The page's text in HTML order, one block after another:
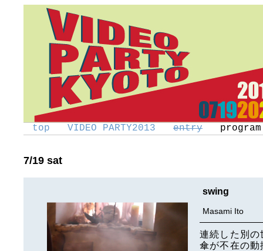
top VIDEO PARTY2013 entry program
7/19 sat
swing
Masami Ito
連続した別
傘が不在の